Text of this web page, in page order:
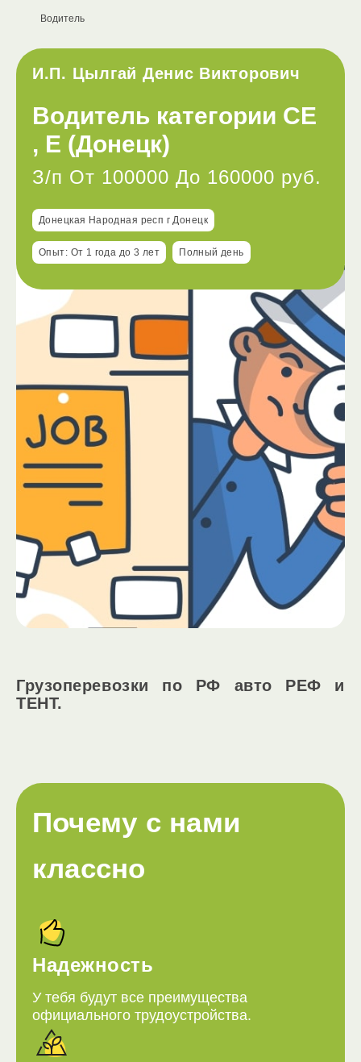
И.П. Цылгай Денис Викторович
Водитель
Водитель категории СE
, E (Донецк)
З/п От 100000 До 160000 руб.
Донецкая Народная респ г Донецк
Опыт: От 1 года до 3 лет Полный день
Грузоперевозки по РФ авто РЕФ и
ТЕНТ.
Почему с нами
классно
Надежность
У тебя будут все преимущества
официального трудоустройства.